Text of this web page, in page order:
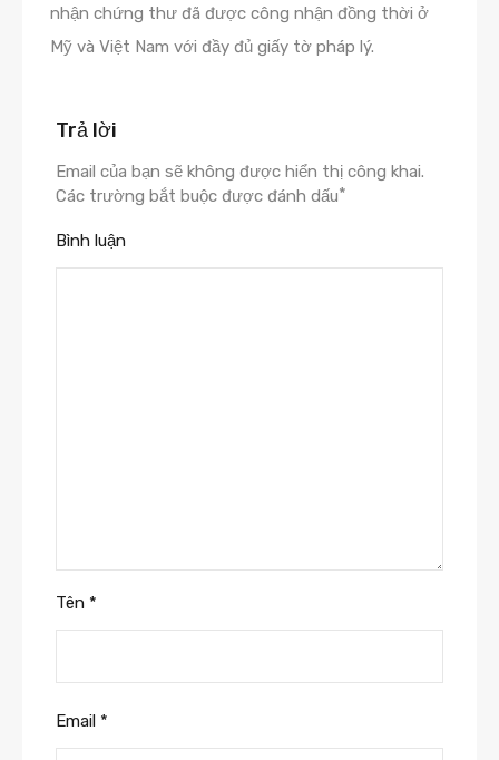
nhận chứng thư đã được công nhận đồng thời ở
Mỹ và Việt Nam với đầy đủ giấy tờ pháp lý.
Trả lời
Email của bạn sẽ không được hiển thị công khai.
Các trường bắt buộc được đánh dấu*
Bình luận
Tên *
Email *